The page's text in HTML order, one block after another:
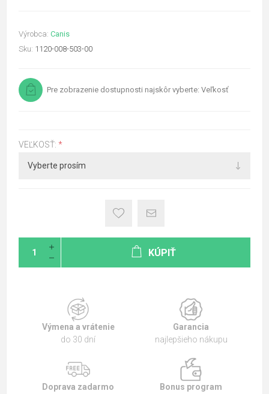
Výrobca: Canis
Sku: 1120-008-503-00
Pre zobrazenie dostupnosti najskôr vyberte: Veľkosť
VEĽKOSŤ: *
KÚPIŤ
Výmena a vrátenie
do 30 dní
Garancia
najlepšieho nákupu
Doprava zadarmo
Bonus program